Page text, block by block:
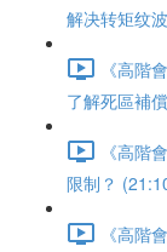
解决转矩纹
《高階
了解死區補
《高階
限制？
《高階